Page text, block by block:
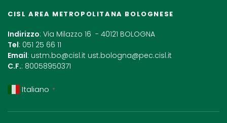
CISL AREA METROPOLITANA BOLOGNESE
Indirizzo: Via Milazzo 16 - 40121 BOLOGNA
Tel: 051 25 66 11
Email: ustm.bo@cisl.it ust.bologna@pec.cisl.it
C.F.: 80058950371
Italiano ▼